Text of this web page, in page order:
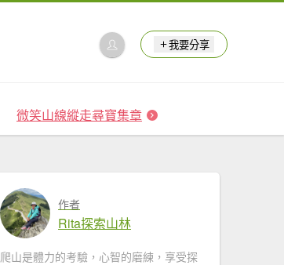
我要分享
微笑山線縱走尋寶集章
作者
Rita探索山林
爬山是體力的考驗，心智的磨練，享受探